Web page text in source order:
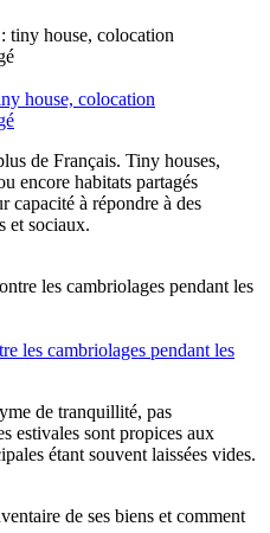
house, colocation
de Français. Tiny houses,
encore habitats partagés
capacité à répondre à des
et sociaux.
les cambriolages pendant les
de tranquillité, pas
estivales sont propices aux
étant souvent laissées vides.